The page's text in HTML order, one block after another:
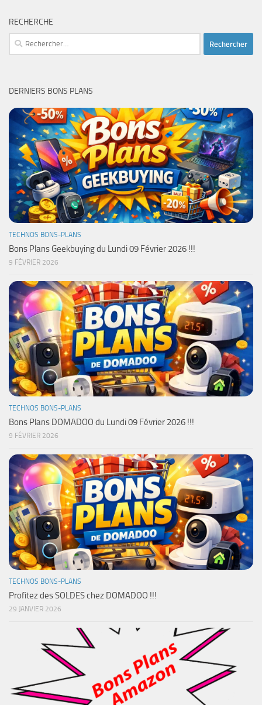
RECHERCHE
Rechercher :
DERNIERS BONS PLANS
TECHNOS BONS-PLANS
Bons Plans Geekbuying du Lundi 09 Février 2026 !!!
9 FÉVRIER 2026
TECHNOS BONS-PLANS
Bons Plans DOMADOO du Lundi 09 Février 2026 !!!
9 FÉVRIER 2026
TECHNOS BONS-PLANS
Profitez des SOLDES chez DOMADOO !!!
29 JANVIER 2026